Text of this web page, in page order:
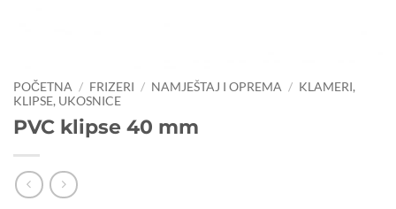
POČETNA / FRIZERI / NAMJEŠTAJ I OPREMA / KLAMERI,
KLIPSE, UKOSNICE
PVC klipse 40 mm